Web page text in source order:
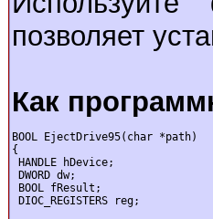
позволяет
Как
BOOL EjectDrive95(char *path)
{
HANDLE hDevice;
DWORD dw;
BOOL fResult;
DIOC_REGISTERS reg;